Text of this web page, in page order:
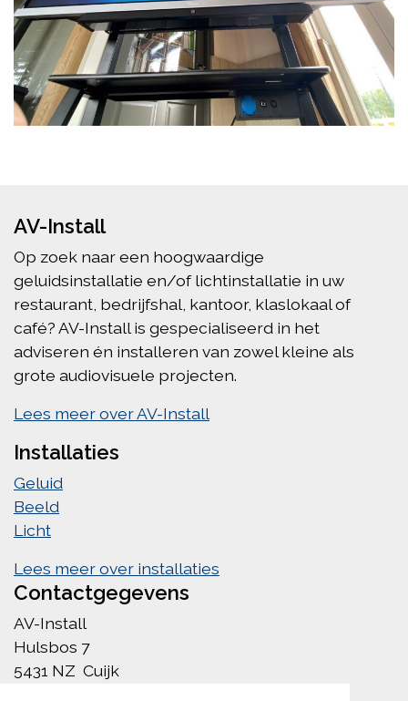
AV-Install
Op zoek naar een hoogwaardige
geluidsinstallatie en/of lichtinstallatie in uw
restaurant, bedrijfshal, kantoor, klaslokaal of
café? AV-Install is gespecialiseerd in het
adviseren én installeren van zowel kleine als
grote audiovisuele projecten.
Lees meer over AV-Install
Installaties
Geluid
Beeld
Licht
Lees meer over installaties
Contactgegevens
AV-Install
Hulsbos 7
5431 NZ Cuijk